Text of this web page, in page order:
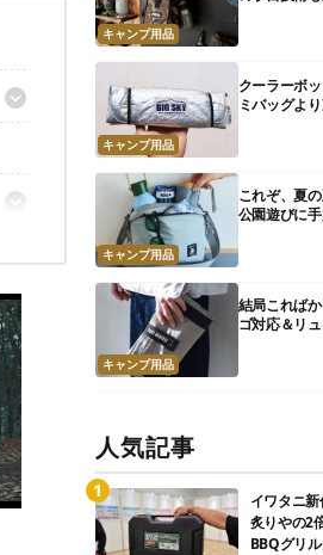
キャンプ用品
ーラー」17選
キャンプ用品
クーラーボ
ミバッグよ
の保冷”に
キャンプ用品
これぞ、夏
公園遊びに
キャンプ用品
結局これば
ゴ対応＆リ
人気記事
イワタニ
炙りやの2
BBQグリ